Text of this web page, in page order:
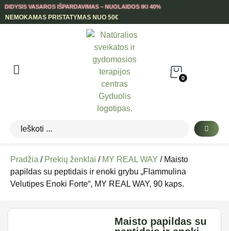
DIDYSIS VASAROS IŠPARDAVIMAS – NUOLAIDOS IKI 40%
NEMOKAMAS PRISTATYMAS NUO 50€
0
Pradžia / Prekių ženklai / MY REAL WAY / Maisto
papildas su peptidais ir enoki grybu „Flammulina
Velutipes Enoki Forte“, MY REAL WAY, 90 kaps.
Maisto papildas su